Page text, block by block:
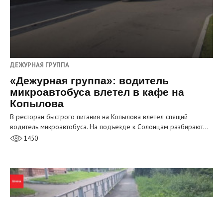
ДЕЖУРНАЯ ГРУППА
«Дежурная группа»: водитель
микроавтобуса влетел в кафе на
Копылова
В ресторан быстрого питания на Копылова влетел спящий
водитель микроавтобуса. На подъезде к Солонцам разбирают…
1450